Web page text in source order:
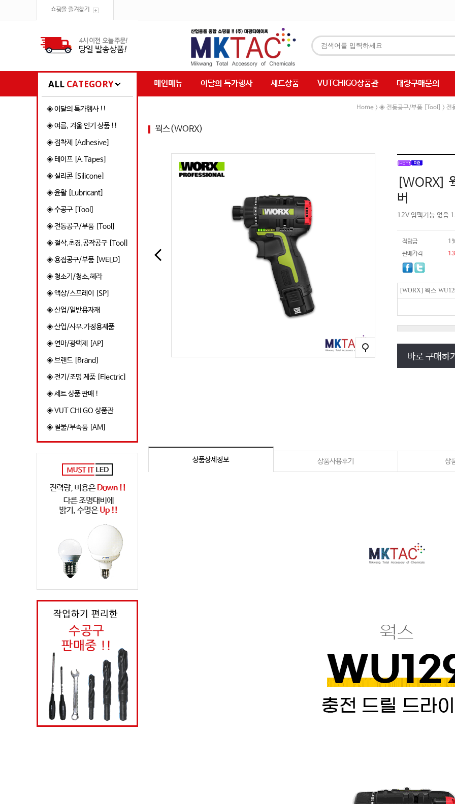
쇼핑몰 즐겨찾기
ALL CATEGORY 메인메뉴 이달의 특가행사 세트상품 VUTCHIGO상품관 대량구매문의
◈ 이달의 특가행사 !!
◈ 여름, 겨울 인기 상품 !!
◈ 접착제 [Adhesive]
◈ 테이프 [A.Tapes]
◈ 실리콘 [Silicone]
◈ 윤활 [Lubricant]
◈ 수공구 [Tool]
◈ 전동공구/부품 [Tool]
◈ 절삭,초경,공작공구 [Tool]
◈ 용접공구/부품 [WELD]
◈ 청소기/청소,헤라
◈ 액상/스프레이 [SP]
◈ 산업/일반용자재
◈ 산업/사무.가정용제품
◈ 연마/광택제 [AP]
◈ 브랜드 [Brand]
◈ 전기/조명 제품 [Electric]
◈ 세트 상품 판매 !
◈ VUT CHI GO 상품관
◈ 철물/부속품 [AM]
Home > ◈ 전동공구/부품 [Tool] > 전
웍스(WORX)
[WORX]
버
12V 임팩기능 없음
적립금
판매가격
[WORX] 웍스
바로 구매하기
상품상세정보 상품사용후기 상